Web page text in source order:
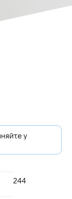
244